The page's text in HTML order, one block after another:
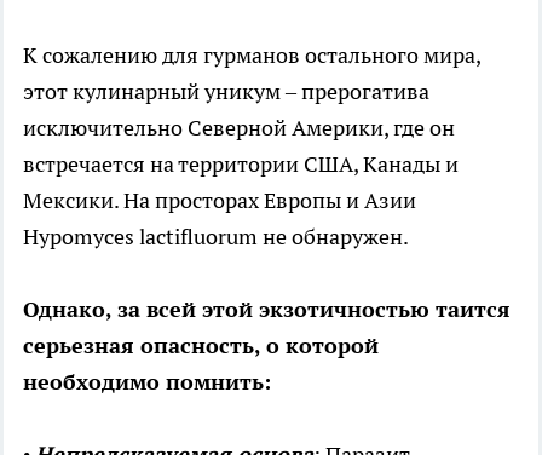
К сожалению для гурманов остального мира,
этот кулинарный уникум – прерогатива
исключительно Северной Америки, где он
встречается на территории США, Канады и
Мексики. На просторах Европы и Азии
Hypomyces lactifluorum не обнаружен.
Однако, за всей этой экзотичностью таится
серьезная опасность, о которой
необходимо помнить: